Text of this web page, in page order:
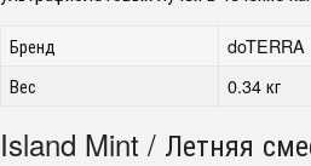
Бренд
doTERRA
Вес
0.34 кг
Island Mint / Летняя